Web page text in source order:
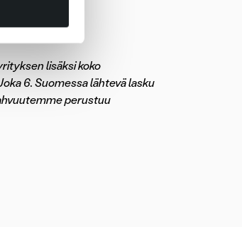
lisäksi koko
6. Suomessa lähtevä lasku
perustuu